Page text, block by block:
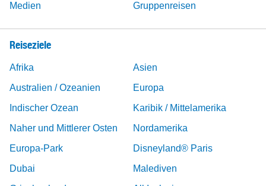
Medien
Gruppenreisen
Reiseziele
Afrika
Asien
Australien / Ozeanien
Europa
Indischer Ozean
Karibik / Mittelamerika
Naher und Mittlerer Osten
Nordamerika
Europa-Park
Disneyland® Paris
Dubai
Malediven